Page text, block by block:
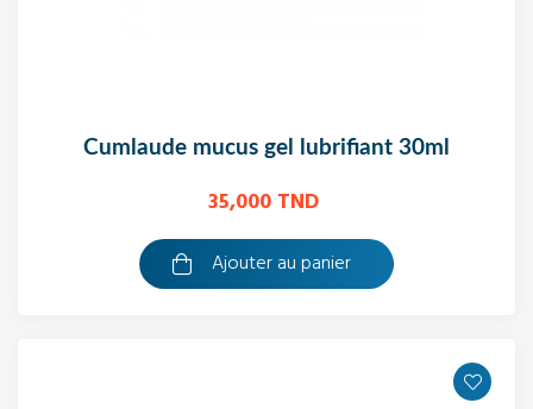
cumlaude mucus gel lubrifiant 30ml
35,000 TND
Ajouter au panier